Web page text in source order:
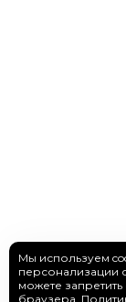
Мы используем
персонализации
можете
браузера.